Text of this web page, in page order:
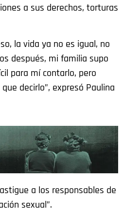
a sus derechos, torturas
la vida ya no es igual, no
después, mi familia supo
para mí contarlo, pero
decirlo”, expresó Paulina
a los responsables de
sexual”.